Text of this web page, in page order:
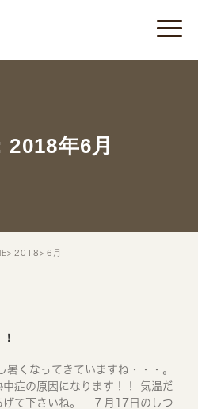
年6月
2018 6月
くなってきていますね・・・。
症の原因になります！！ 気温だ
げて下さいね。 ７月17日のしつ